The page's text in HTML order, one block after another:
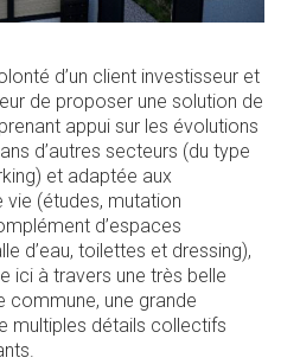
d’un client investisseur et
de proposer une solution de
appui sur les évolutions
d’autres secteurs (du type
et adaptée aux
(études, mutation
d’espaces
d’eau, toilettes et dressing),
ici à travers une très belle
commune, une grande
multiples détails collectifs